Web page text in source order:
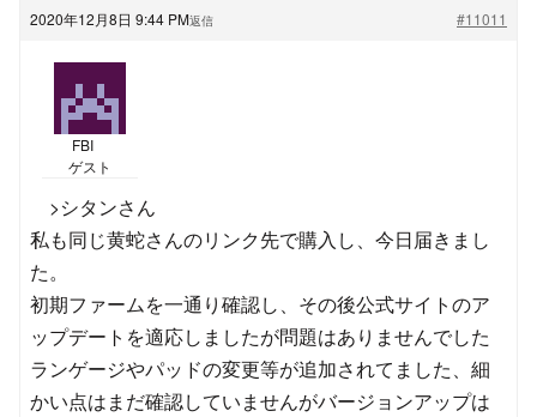
2020年12月8日 9:44 PM #11011
返信
FBI
ゲスト
>シタンさん
私も同じ黄蛇さんのリンク先で購入し、今日届きまし
た。
初期ファームを一通り確認し、その後公式サイトのア
ップデートを適応しましたが問題はありませんでした
ランゲージやパッドの変更等が追加されてました、細
かい点はまだ確認していませんがバージョンアップは